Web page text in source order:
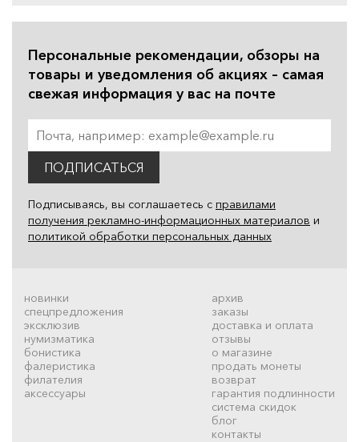
Персональные рекомендации, обзоры на
товары и уведомления об акциях – самая
свежая информация у вас на почте
ПОДПИСАТЬСЯ
Подписываясь, вы соглашаетесь с правилами
получения рекламно-информационных материалов и
политикой обработки персональных данных
новинки
спецпредложения
эксклюзив
нумизматика
бонистика
фалеристика
филателия
аксессуары
архив
заказы
доставка и оплата
отзывы
о магазине
продать монеты
возврат
гарантия подлинности
система скидок
блог
контакты